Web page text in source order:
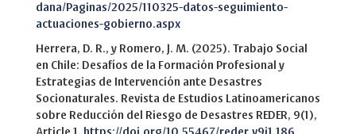
dana/Paginas/2025/110325-datos-seguimiento-
actuaciones-gobierno.aspx
Herrera, D. R., y Romero, J. M. (2025). Trabajo Social
en Chile: Desafíos de la Formación Profesional y
Estrategias de Intervención ante Desastres
Socionaturales. Revista de Estudios Latinoamericanos
sobre Reducción del Riesgo de Desastres REDER, 9(1),